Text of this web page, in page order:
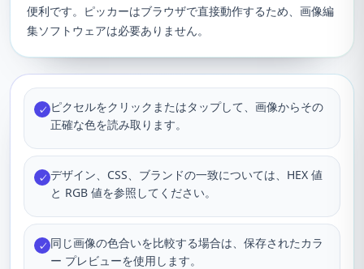
便利です。ピッカーはブラウザで直接動作するため、画像編
集ソフトウェアは必要ありません。
✓ ピクセルをクリックまたはタップして、画像からその
正確な色を読み取ります。
✓ デザイン、CSS、ブランドの一致については、HEX 値
と RGB 値を参照してください。
✓ 同じ画像の色合いを比較する場合は、保存されたカラ
ー プレビューを使用します。